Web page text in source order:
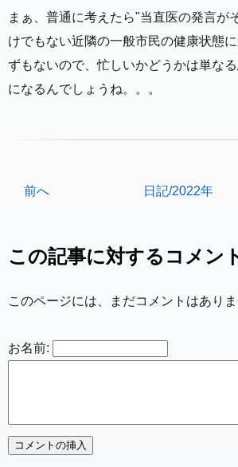
まぁ、普通に考えたら"当直医の発言が
けでもない近隣の一般市民の健康状態
ずもないので、忙しいかどうかは単な
になるんでしょうね。。。
前へ 日記/2022年
この記事に対するコメン
このページには、まだコメントはありま
お名前: